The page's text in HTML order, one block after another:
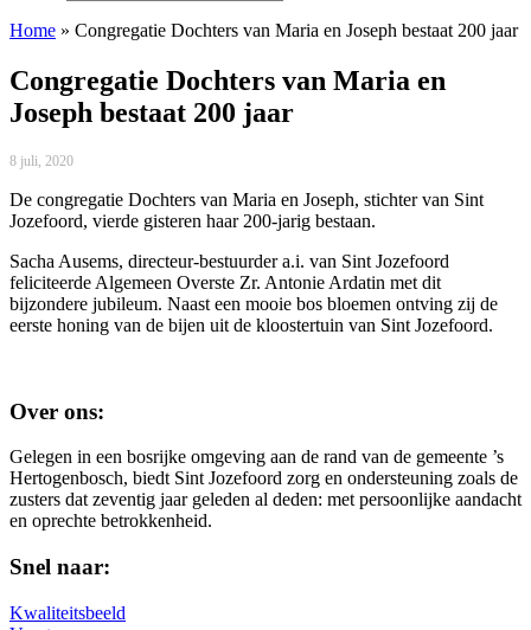
Home » Congregatie Dochters van Maria en Joseph bestaat 200 jaar
Congregatie Dochters van Maria en
Joseph bestaat 200 jaar
8 juli, 2020
De congregatie Dochters van Maria en Joseph, stichter van Sint
Jozefoord, vierde gisteren haar 200-jarig bestaan.
Sacha Ausems, directeur-bestuurder a.i. van Sint Jozefoord
feliciteerde Algemeen Overste Zr. Antonie Ardatin met dit
bijzondere jubileum. Naast een mooie bos bloemen ontving zij de
eerste honing van de bijen uit de kloostertuin van Sint Jozefoord.
Over ons:
Gelegen in een bosrijke omgeving aan de rand van de gemeente ’s
Hertogenbosch, biedt Sint Jozefoord zorg en ondersteuning zoals de
zusters dat zeventig jaar geleden al deden: met persoonlijke aandacht
en oprechte betrokkenheid.
Snel naar:
Kwaliteitsbeeld